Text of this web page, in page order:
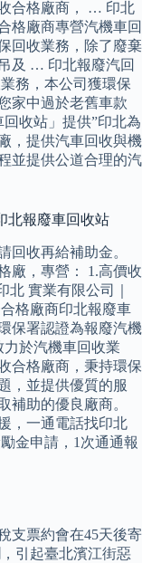
合格廠商， … 印北
格廠商專營汽機車回
回收業務，除了廢棄
及 … 印北報廢汽回
務，本公司獲環保
家中過於老舊車款
收站」提供”印北為
，提供汽車回收與機
並提供公道合理的汽
北報廢車回收站
回收再給補助金。
廠，專營： 1.高價收
實業有限公司｜
格廠商印北報廢車
保署認證為報廢汽機
於汽機車回收業
合格廠商，秉持環保
，並提供優質的服
補助的優良廠商。
，一通電話找印北
金申請，1次通通報
支票約會在45天後寄
引起臺北濱江街惡